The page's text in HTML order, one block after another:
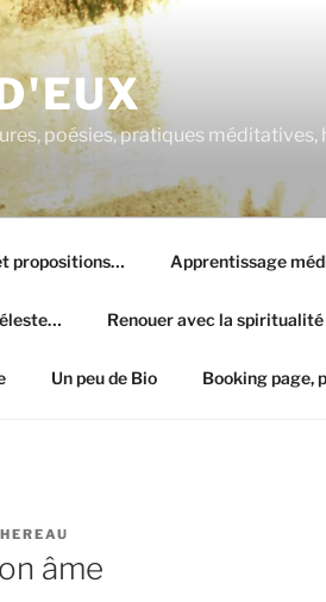
poésies, pratiques
propositions… Apprentissage
Renouer avec la spiritualité
Un peu de Bio Booking page,
âme